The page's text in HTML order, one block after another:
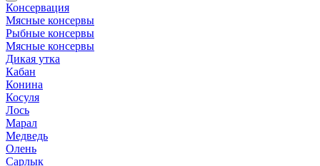
Консервация
Мясные консервы
Рыбные консервы
Мясные консервы
Дикая утка
Кабан
Конина
Косуля
Лось
Марал
Медведь
Олень
Сарлык